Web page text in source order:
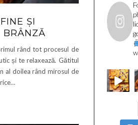
ȘI
BRÂNZĂ
rând tot procesul de
și te relaxează. Gătitul
al doilea rând mirosul de